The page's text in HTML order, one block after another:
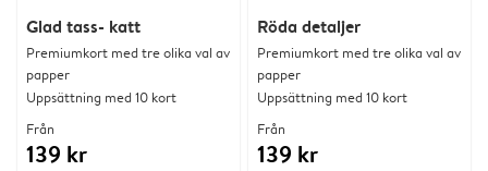
Glad tass- katt
Premiumkort med tre olika val av
papper
Uppsättning med 10 kort
Från
139 kr
Röda detaljer
Premiumkort med tre olika val av
papper
Uppsättning med 10 kort
Från
139 kr